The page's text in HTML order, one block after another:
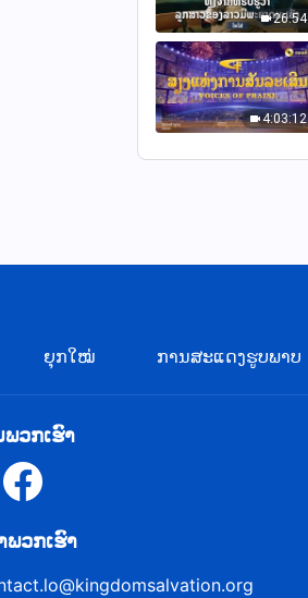
26:54
4:03:12
ຍຸກໃໝ່ ການສະແດງຮູບພາບ
ວກເຮົາ
ວກ​ເຮົາ